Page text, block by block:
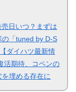
日いつ？まずは
「tuned by D-S
ダイハツ最新情
活期待、コペンの
埋める存在に